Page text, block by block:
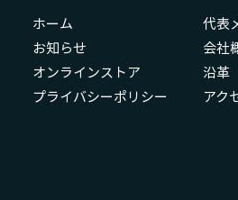
ホーム
お知らせ
オンラインストア
​プライバシーポリシー
代表
会社
沿革
アク